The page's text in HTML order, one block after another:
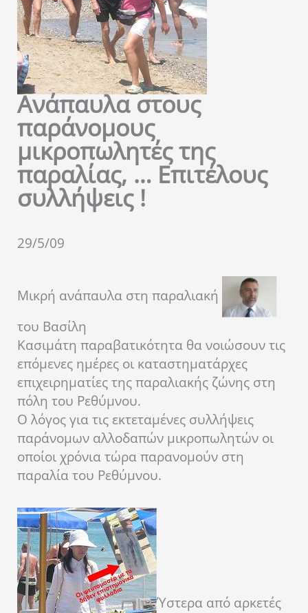
Ανάπαυλα στους
παράνομους
μικροπωλητές της
παραλίας, … Επιτέλους
συλλήψεις !
29/5/09
Μικρή ανάπαυλα στη παραλιακή
του Βασίλη
Κασιμάτη παραβατικότητα θα νοιώσουν τις
επόμενες ημέρες οι καταστηματάρχες
επιχειρηματίες της παραλιακής ζώνης στη
πόλη του Ρεθύμνου.
O λόγος για τις εκτεταμένες συλλήψεις
παράνομων αλλοδαπών μικροπωλητών οι
οποίοι χρόνια τώρα παρανομούν στη
παραλία του Ρεθύμνου.
Ύστερα από αρκετές